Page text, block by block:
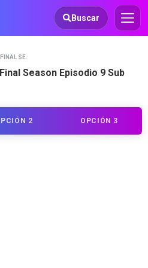
Buscar
SEASON
Season Episodio 9 Sub
2 OPCIÓN 3